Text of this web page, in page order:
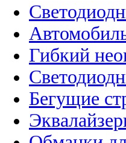
Гибкий
Бегущие